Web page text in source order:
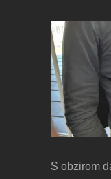
S obzirom